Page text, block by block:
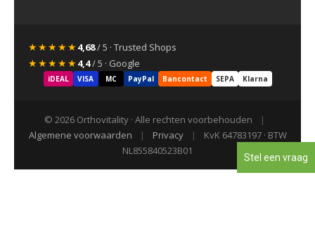
★★★★★4,68/ 5 · Trusted Shops
★★★★★4,4/ 5 · Google
iDEAL VISA MC PayPal Bancontact SEPA Klarna
© 2026 Orthovitality · Alle rechten voorbehouden
|
Algemene voorwaarden
| Privacy |
KvK 64783197 · BTW
NL855840523B01
Stel een vraag